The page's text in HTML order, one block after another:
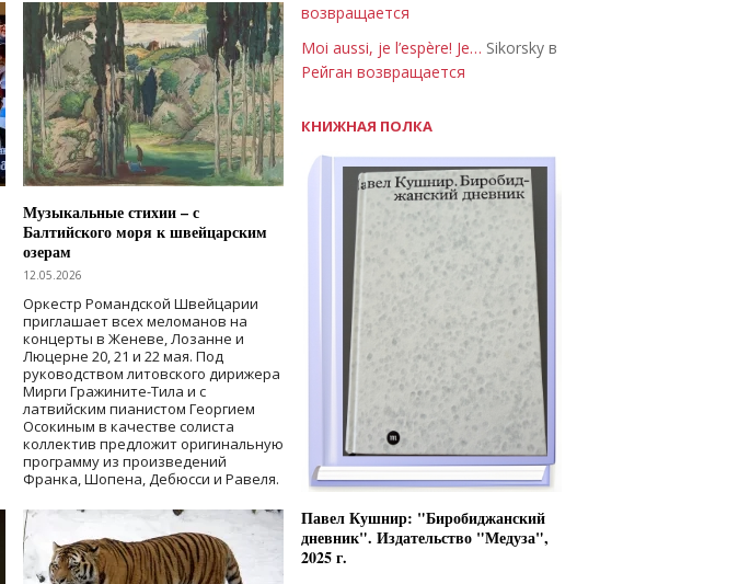
Музыкальные стихии – с
Балтийского моря к швейцарским
озерам
12.05.2026
Оркестр Романдской Швейцарии
приглашает всех меломанов на
концерты в Женеве, Лозанне и
Люцерне 20, 21 и 22 мая. Под
руководством литовского дирижера
Мирги Гражините-Тила и с
латвийским пианистом Георгием
Осокиным в качестве солиста
коллектив предложит оригинальную
программу из произведений
Франка, Шопена, Дебюсси и Равеля.
возвращается
Moi aussi, je l’espère! Je… Sikorsky в
Рейган возвращается
КНИЖНАЯ ПОЛКА
Павел Кушнир: "Биробиджанский
дневник". Издательство "Медуза",
2025 г.